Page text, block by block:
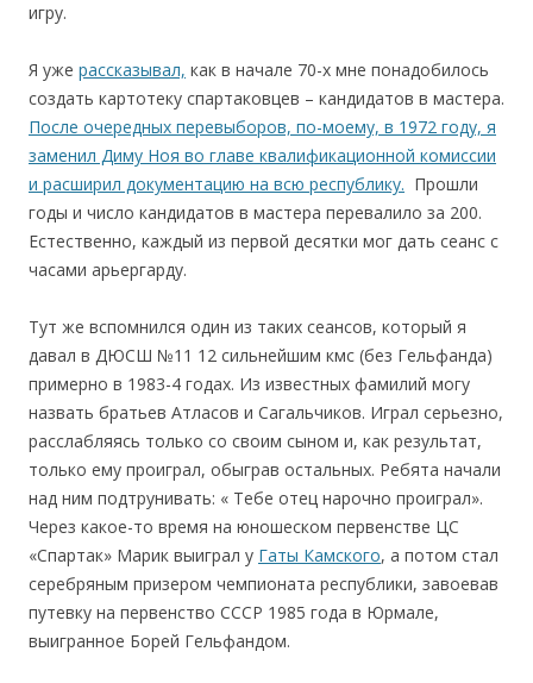
игру.
Я уже рассказывал, как в начале 70-х мне понадобилось
создать картотеку спартаковцев – кандидатов в мастера.
После очередных перевыборов, по-моему, в 1972 году, я
заменил Диму Ноя во главе квалификационной комиссии
и расширил документацию на всю республику. Прошли
годы и число кандидатов в мастера перевалило за 200.
Естественно, каждый из первой десятки мог дать сеанс с
часами арьергарду.
Тут же вспомнился один из таких сеансов, который я
давал в ДЮСШ №11 12 сильнейшим кмс (без Гельфанда)
примерно в 1983-4 годах. Из известных фамилий могу
назвать братьев Атласов и Сагальчиков. Играл серьезно,
расслабляясь только со своим сыном и, как результат,
только ему проиграл, обыграв остальных. Ребята начали
над ним подтрунивать: « Тебе отец нарочно проиграл».
Через какое-то время на юношеском первенстве ЦС
«Спартак» Марик выиграл у Гаты Камского, а потом стал
серебряным призером чемпионата республики, завоевав
путевку на первенство СССР 1985 года в Юрмале,
выигранное Борей Гельфандом.